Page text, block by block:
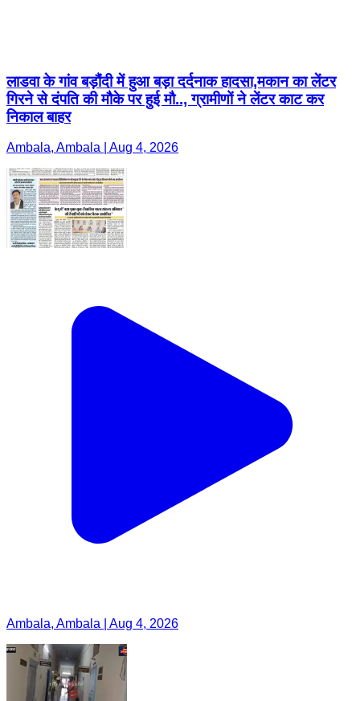
लाडवा के गांव बड़ौंदी में हुआ बड़ा दर्दनाक हादसा,मकान का लेंटर
गिरने से दंपति की मौके पर हुई मौ.., ग्रामीणों ने लेंटर काट कर
निकाल बाहर
Ambala, Ambala | Aug 4, 2026
Ambala, Ambala | Aug 4, 2026